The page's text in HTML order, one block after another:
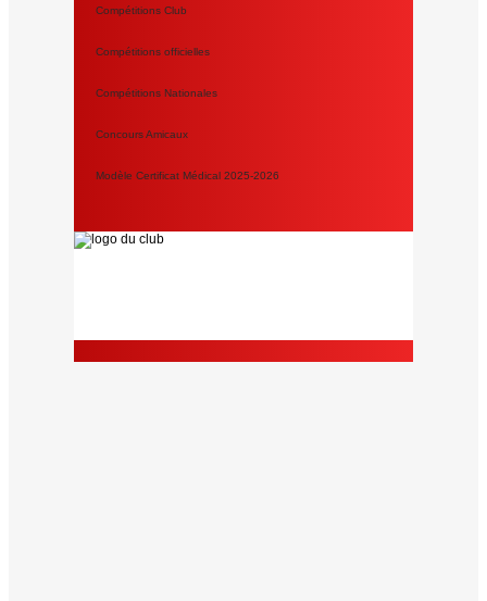
Compétitions Club
Compétitions officielles
Compétitions Nationales
Concours Amicaux
Modèle Certificat Médical 2025-2026